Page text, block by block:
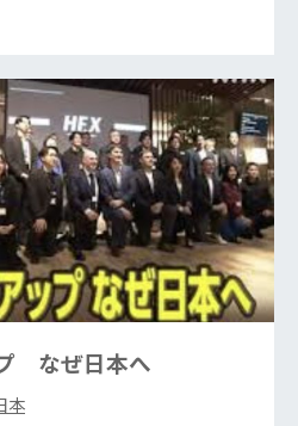
なぜ日本へ
本